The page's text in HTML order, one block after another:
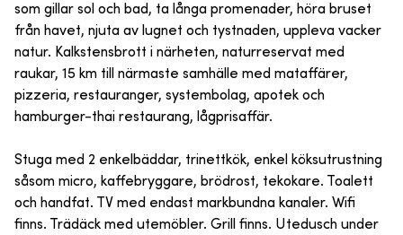
som gillar sol och bad, ta långa promenader, höra bruset
från havet, njuta av lugnet och tystnaden, uppleva vacker
natur. Kalkstensbrott i närheten, naturreservat med
raukar, 15 km till närmaste samhälle med mataffärer,
pizzeria, restauranger, systembolag, apotek och
hamburger-thai restaurang, lågprisaffär.
Stuga med 2 enkelbäddar, trinettkök, enkel köksutrustning
såsom micro, kaffebryggare, brödrost, tekokare. Toalett
och handfat. TV med endast markbundna kanaler. Wifi
finns. Trädäck med utemöbler. Grill finns. Utedusch under